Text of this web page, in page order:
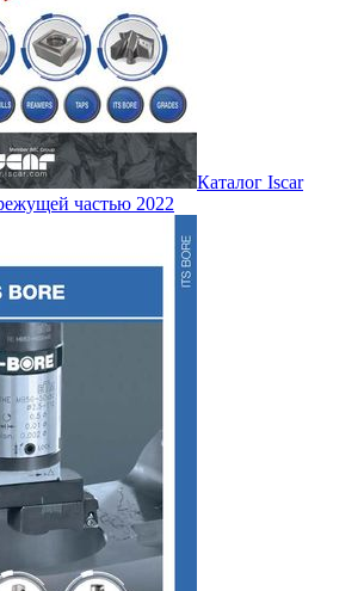
Каталог Iscar
частью 2022